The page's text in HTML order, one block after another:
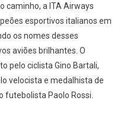
caminho, a ITA Airways
esportivos italianos em
os nomes desses
aviões brilhantes. O
pelo ciclista Gino Bartali,
velocista e medalhista de
futebolista Paolo Rossi.